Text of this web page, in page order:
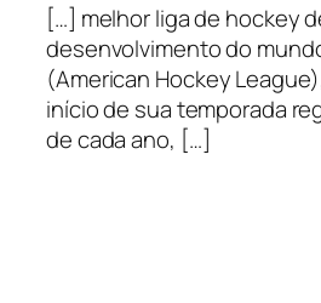
[…] melhor liga de hockey
desenvolvimento do
(American Hockey
início de sua temporada
de cada ano, […]